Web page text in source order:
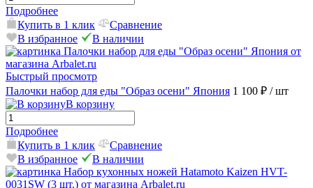
Подробнее
Купить в 1 клик
Сравнение
В избранное
В наличии
Быстрый просмотр
Палочки набор для еды "Образ осени" Япония 1 100 ₽ / шт
В корзину
Подробнее
Купить в 1 клик
Сравнение
В избранное
В наличии